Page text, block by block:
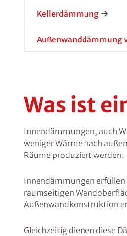
Kellerdämmung
Außenwanddämmung
Was ist
Innendämmungen, auch
weniger Wärme nach
Räume produziert werden.
Innendämmungen erfüllen
raumseitigen
Außenwandkonstruktion
Gleichzeitig dienen diese